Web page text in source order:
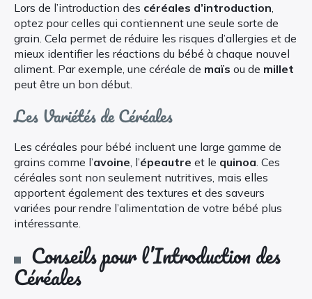
Lors de l’introduction des céréales d’introduction,
optez pour celles qui contiennent une seule sorte de
grain. Cela permet de réduire les risques d’allergies et de
mieux identifier les réactions du bébé à chaque nouvel
aliment. Par exemple, une céréale de maïs ou de millet
peut être un bon début.
Les Variétés de Céréales
Les céréales pour bébé incluent une large gamme de
grains comme l’avoine, l’épeautre et le quinoa. Ces
céréales sont non seulement nutritives, mais elles
apportent également des textures et des saveurs
variées pour rendre l’alimentation de votre bébé plus
intéressante.
Conseils pour l’Introduction des
Céréales